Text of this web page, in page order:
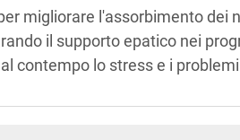
migliorare l'assorbimento
il supporto epatico nei
contempo lo stress e i